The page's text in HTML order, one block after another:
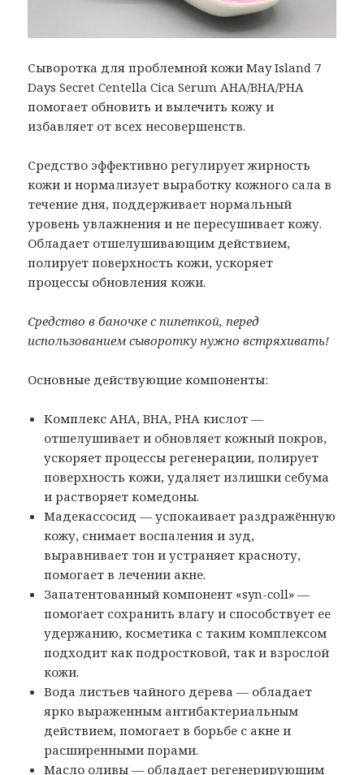
Сыворотка для проблемной кожи May Island 7
Days Secret Centella Cica Serum AHA/BHA/PHA
помогает обновить и вылечить кожу и
избавляет от всех несовершенств.
Средство эффективно регулирует жирность
кожи и нормализует выработку кожного сала в
течение дня, поддерживает нормальный
уровень увлажнения и не пересушивает кожу.
Обладает отшелушивающим действием,
полирует поверхность кожи, ускоряет
процессы обновления кожи.
Средство в баночке с пипеткой, перед
использованием сыворотку нужно встряхивать!
Основные действующие компоненты:
Комплекс AHA, BHA, PHA кислот —
отшелушивает и обновляет кожный покров,
ускоряет процессы регенерации, полирует
поверхность кожи, удаляет излишки себума
и растворяет комедоны.
Мадекассосид — успокаивает раздражённую
кожу, снимает воспаления и зуд,
выравнивает тон и устраняет красноту,
помогает в лечении акне.
Запатентованный компонент «syn-coll» —
помогает сохранить влагу и способствует ее
удержанию, косметика с таким комплексом
подходит как подростковой, так и взрослой
кожи.
Вода листьев чайного дерева — обладает
ярко выраженным антибактериальным
действием, помогает в борьбе с акне и
расширенными порами.
Масло оливы — обладает регенерирующим